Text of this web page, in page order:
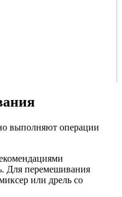
выполняют операции
Для перемешивания
или дрель со